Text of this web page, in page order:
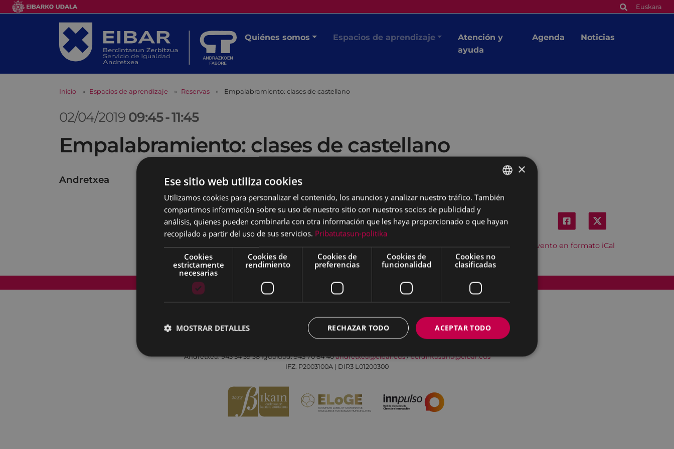
Euskara
Quiénes somos Espacios de aprendizaje
Atención y
ayuda
Agenda Noticias
Inicio Espacios de aprendizaje Reservas Empalabramiento: clases de castellano
02/04/2019 09:45-11:45
Empalabramiento: clases de castellano
Andretxea
Descargar el evento en formato iCal
Mapa del Sitio Aviso legal Política de cookies Contacto Accesibilidad
Todas las redes sociales del Ayuntamiento
Andretxea: 943 54 39 38Igualdad: 943 70 84 40andretxea@eibar.eus/berdintasuna@eibar.eus
IFZ: P2003100A | DIR3 L01200300
BASQUE
×
Ese sitio web utiliza cookies
Utilizamos cookies para personalizar el contenido, los anuncios y analizar nuestro tráfico. También
compartimos información sobre su uso de nuestro sitio con nuestros socios de publicidad y
análisis, quienes pueden combinarla con otra información que les haya proporcionado o que hayan
recopilado a partir del uso de sus servicios. Pribatutasun-politika
Cookies
estrictamente
necesarias
Cookies de
rendimiento
Cookies de
preferencias
Cookies de
funcionalidad
Cookies no
clasificadas
ACEPTAR TODO
RECHAZAR TODO
MOSTRAR DETALLES